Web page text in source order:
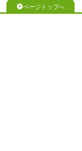
ページトップへ